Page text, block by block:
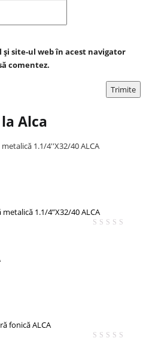
site-ul web în acest navigator
comentez.
Alca
1.1/4”X32/40 ALCA
fonică ALCA